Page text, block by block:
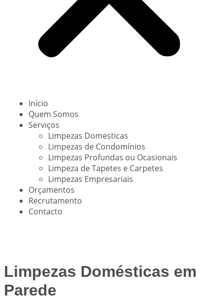
Início
Quem Somos
Serviços
Limpezas Domesticas
Limpezas de Condomínios
Limpezas Profundas ou Ocasionais
Limpeza de Tapetes e Carpetes
Limpezas Empresariais
Orçamentos
Recrutamento
Contacto
Limpezas Domésticas em
Parede